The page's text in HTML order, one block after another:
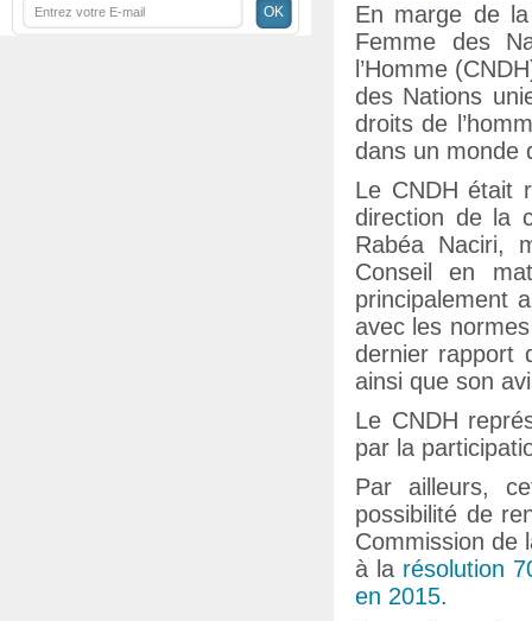
En marge de
Femme des
l’Homme
des Nations
droits de
dans un monde
Le CNDH était
direction de la
Rabéa Naciri,
Conseil en
principalement
avec les
dernier rapport
ainsi que son
Le CNDH
par la
Par ailleurs,
possibilité de
Commission de
à la résolution
en 2015.